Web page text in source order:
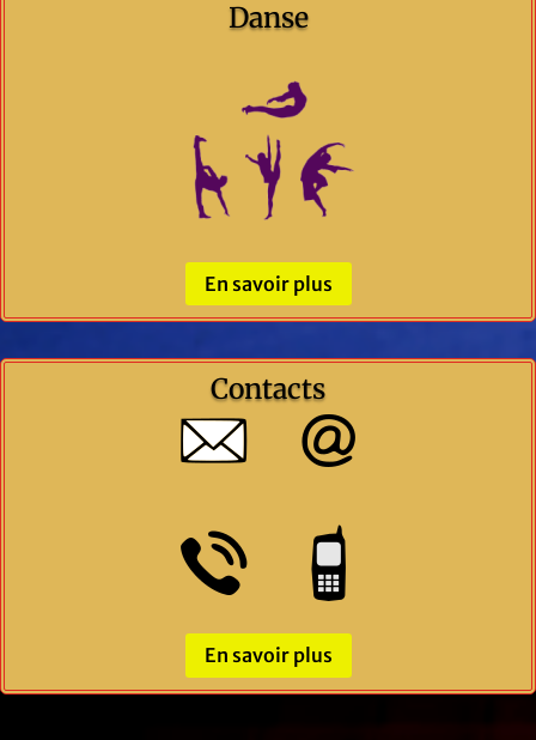
Danse
En savoir plus
Contacts
En savoir plus